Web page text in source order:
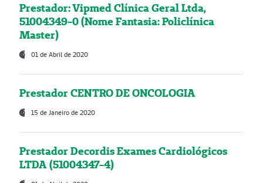
Prestador: Vipmed Clínica Geral Ltda,
51004349-0 (Nome Fantasia: Policlínica
Master)
01 de Abril de 2020
Prestador CENTRO DE ONCOLOGIA
15 de Janeiro de 2020
Prestador Decordis Exames Cardiológicos
LTDA (51004347-4)